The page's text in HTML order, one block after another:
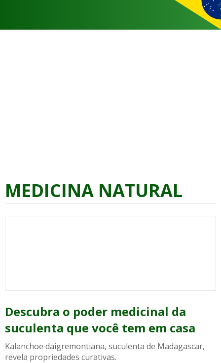
MEDICINA NATURAL
Descubra o poder medicinal da
suculenta que você tem em casa
Kalanchoe daigremontiana, suculenta de Madagascar,
revela propriedades curativas.